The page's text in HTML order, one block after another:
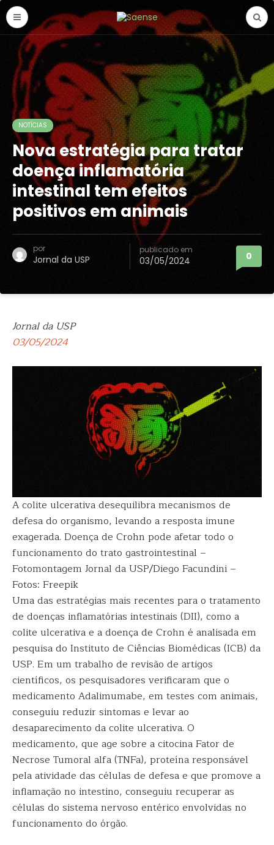
NOTÍCIAS
Nova estratégia para tratar
doença inflamatória
intestinal tem efeitos
positivos em animais
por
Jornal da USP
publicado em
03/05/2024 0
Jornal da USP
03/05/2024
A colite ulcerativa desequilibra mecanismos de
defesa do organismo, levando a resposta imune
exagerada. Doença de Crohn pode afetar todo o
funcionamento do trato gastrointestinal –
Fotomontagem Jornal da USP/Diego Facundini –
Fotos: Freepik
Uma das estratégias mais recentes para o tratamento
de doenças inflamatórias intestinais (DII), como a
colite ulcerativa e a doença de Crohn é analisada em
pesquisa do Instituto de Ciências Biomédicas (ICB) da
USP. Em um trabalho de revisão de artigos
científicos, os pesquisadores verificaram que o
medicamento Adalimumabe, em testes com animais,
conseguiu reduzir sintomas e levar ao
desaparecimento da colite ulcerativa. O
medicamento, que age sobre a citocina Fator de
Necrose Tumoral alfa (TNFa), proteína responsável
pela atividade das células de defesa e que promove a
inflamação no intestino, conseguiu recuperar as
células do sistema nervoso entérico envolvidas no
funcionamento do órgão.